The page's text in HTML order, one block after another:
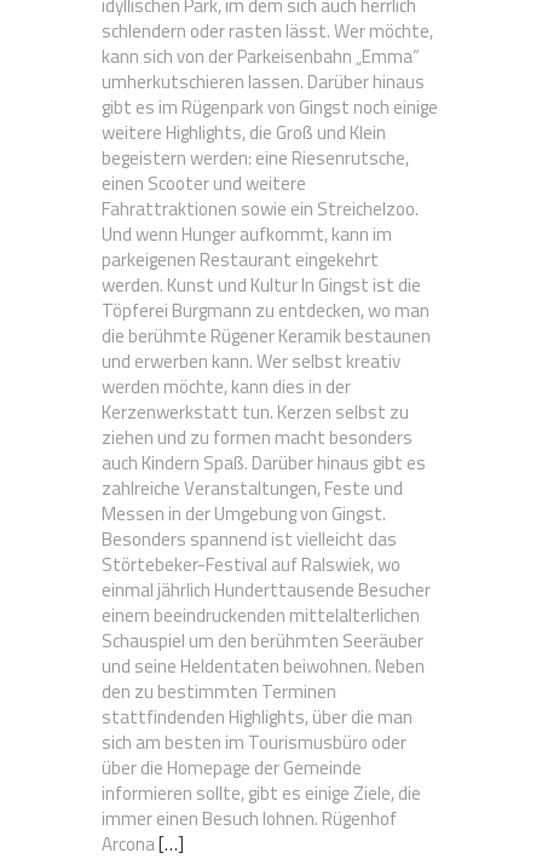
schlendern oder rasten lässt. Wer möchte,
kann sich von der Parkeisenbahn „Emma“
umherkutschieren lassen. Darüber hinaus
gibt es im Rügenpark von Gingst noch einige
weitere Highlights, die Groß und Klein
begeistern werden: eine Riesenrutsche,
einen Scooter und weitere
Fahrattraktionen sowie ein Streichelzoo.
Und wenn Hunger aufkommt, kann im
parkeigenen Restaurant eingekehrt
werden. Kunst und Kultur In Gingst ist die
Töpferei Burgmann zu entdecken, wo man
die berühmte Rügener Keramik bestaunen
und erwerben kann. Wer selbst kreativ
werden möchte, kann dies in der
Kerzenwerkstatt tun. Kerzen selbst zu
ziehen und zu formen macht besonders
auch Kindern Spaß. Darüber hinaus gibt es
zahlreiche Veranstaltungen, Feste und
Messen in der Umgebung von Gingst.
Besonders spannend ist vielleicht das
Störtebeker-Festival auf Ralswiek, wo
einmal jährlich Hunderttausende Besucher
einem beeindruckenden mittelalterlichen
Schauspiel um den berühmten Seeräuber
und seine Heldentaten beiwohnen. Neben
den zu bestimmten Terminen
stattfindenden Highlights, über die man
sich am besten im Tourismusbüro oder
über die Homepage der Gemeinde
informieren sollte, gibt es einige Ziele, die
immer einen Besuch lohnen. Rügenhof
Arcona[…]